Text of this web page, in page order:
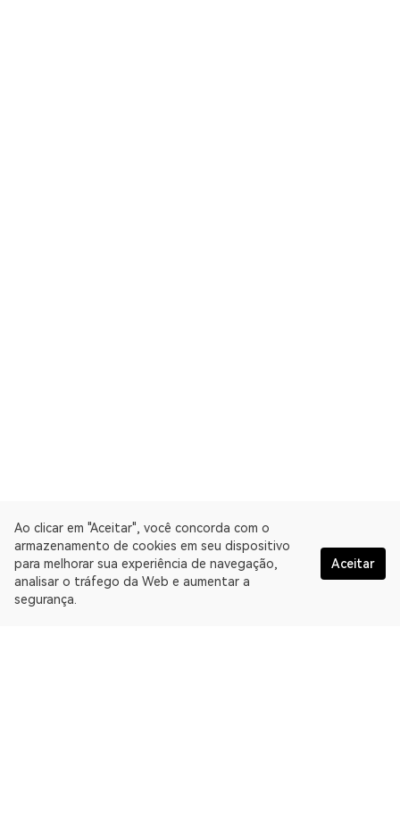
Ao clicar em "Aceitar", você concorda com o
armazenamento de cookies em seu dispositivo
para melhorar sua experiência de navegação,
analisar o tráfego da Web e aumentar a
segurança.
Aceitar